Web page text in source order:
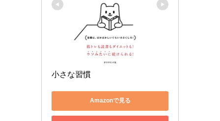
小さな習慣
Amazonで見る